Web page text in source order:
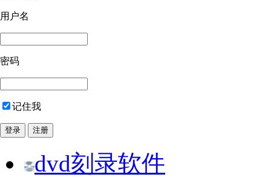
用户名
密码
记住我
dvd刻录软件